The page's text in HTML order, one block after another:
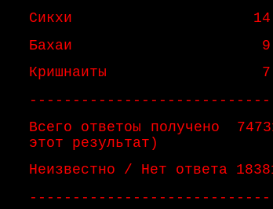
Сикхи 14
Бахаи 9
Кришнаиты 7
Всего ответоы получено
этот результат)
Неизвестно / Нет ответа
----------------------------